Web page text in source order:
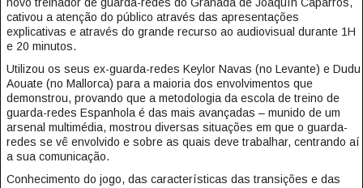
cativou a atenção do público através das apresentações
explicativas e através do grande recurso ao audiovisual durante 1H
e 20 minutos.
Utilizou os seus ex-guarda-redes Keylor Navas (no Levante) e Dudu
Aouate (no Mallorca) para a maioria dos envolvimentos que
demonstrou, provando que a metodologia da escola de treino de
guarda-redes Espanhola é das mais avançadas – munido de um
arsenal multimédia, mostrou diversas situações em que o guarda-
redes se vê envolvido e sobre as quais deve trabalhar, centrando aí
a sua comunicação.
Conhecimento do jogo, das características das transições e das